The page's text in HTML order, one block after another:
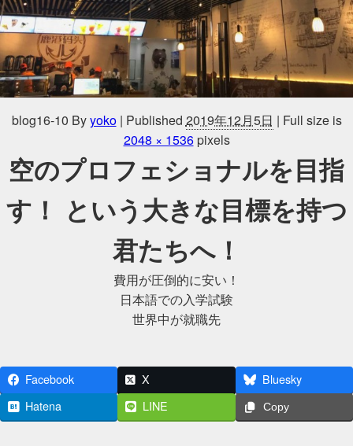
blog16-10 Byyoko | Published 2019年12月5日 | Full size is
2048 × 1536pixels
空のプロフェショナルを目指
す！ という大きな目標を持つ
君たちへ！
費用が圧倒的に安い！
日本語での入学試験
世界中が就職先
Facebook X
Bluesky
Hatena
LINE Copy